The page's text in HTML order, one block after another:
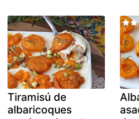
Tiramisú de
albaricoques